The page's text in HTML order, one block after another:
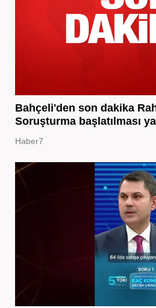
Bahçeli'den son dakika
Soruşturma başlatılması
Haber7